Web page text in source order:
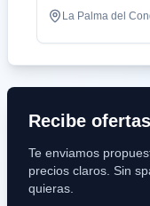
-También somos
con la mayor red de
cliente es humana y
La Palma del
Recibe ofertas
Te enviamos
precios claros. Sin
quieras.